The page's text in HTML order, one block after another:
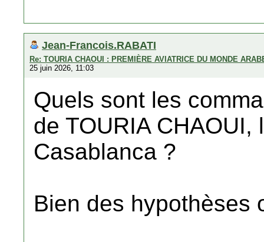
Jean-Francois.RABATI
Re: TOURIA CHAOUI : PREMIÈRE AVIATRICE DU MONDE
25 juin 2026, 11:03
Quels sont les
de TOURIA
Casablanca ?
Bien des hypothèses